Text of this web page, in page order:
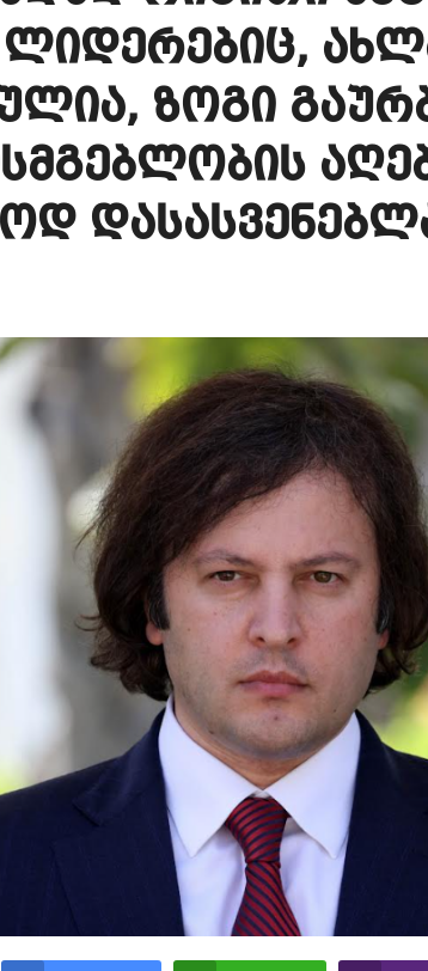
იმდენად დიდია საზოგადოებაში
ნია იმნაძეს ბრალი ოფიციალურად
ლიდერებიც,
ზოგი